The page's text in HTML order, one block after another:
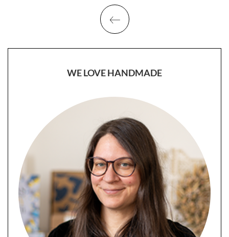
WE LOVE HANDMADE